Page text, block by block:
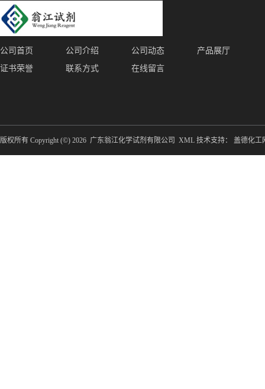
公司首页 公司介绍 公司动态
产品展厅
证书荣誉
联系方式 在线留言
版权所有 Copyright (©) 2026 广东翁江化学试剂有限公司 XML 技术支持： 盖德化工